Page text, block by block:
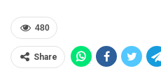
480
Share